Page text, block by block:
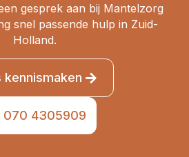
gesprek aan bij Mantelzorg
snel passende hulp in Zuid-
Holland.
kennismaken
070 4305909